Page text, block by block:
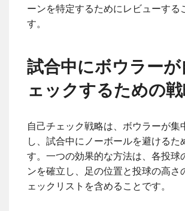
ーンを特定するためにレビューする
す。
試合中にボウラーが
ェックするための
自己チェック戦略は、ボウラーが集
し、試合中にノーボールを避けるた
す。一つの効果的な方法は、各投球
ンを確立し、足の位置と投球の高さ
ェックリストを含めることです。